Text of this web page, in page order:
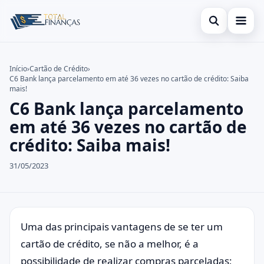
Abrir busca
Cartão de Crédito
Empréstimo
Finanças
Legal
Buscar no site
Buscar por:
Pressione Enter para buscar ou ESC para fechar.
Início›Cartão de Crédito›
C6 Bank lança parcelamento em até 36 vezes no cartão de crédito: Saiba
mais!
C6 Bank lança parcelamento
em até 36 vezes no cartão de
crédito: Saiba mais!
31/05/2023
Uma das principais vantagens de se ter um
cartão de crédito, se não a melhor, é a
possibilidade de realizar compras parceladas;